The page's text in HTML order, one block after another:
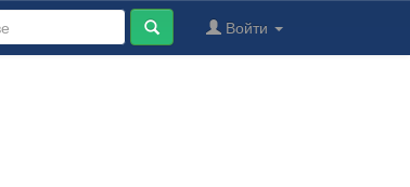
Войти